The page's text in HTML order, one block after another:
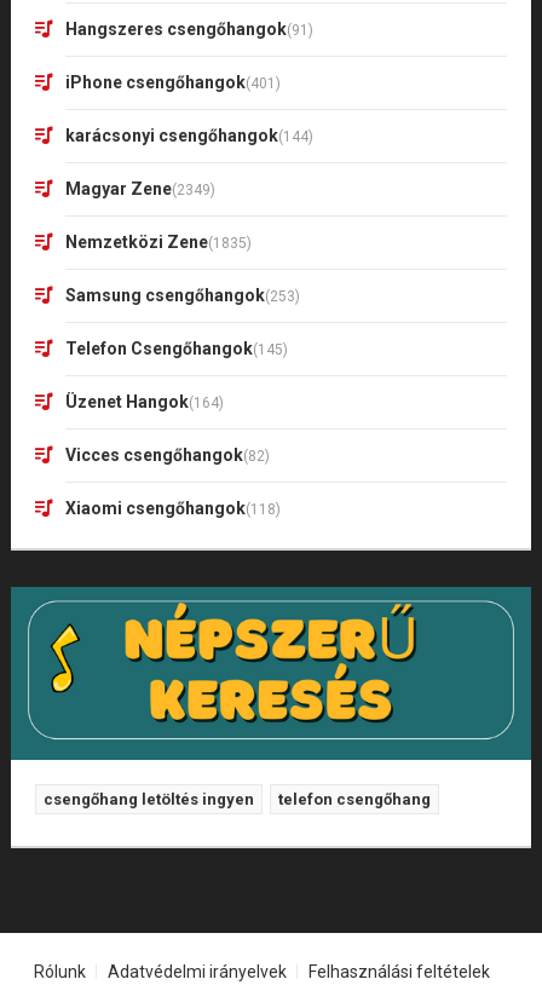
Hangszeres csengőhangok(91)
iPhone csengőhangok(401)
karácsonyi csengőhangok(144)
Magyar Zene(2349)
Nemzetközi Zene(1835)
Samsung csengőhangok(253)
Telefon Csengőhangok(145)
Üzenet Hangok(164)
Vicces csengőhangok(82)
Xiaomi csengőhangok(118)
csengőhang letöltés ingyen telefon csengőhang
Rólunk Adatvédelmi irányelvek Felhasználási feltételek